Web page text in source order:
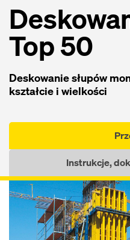
Top 50
Deskowanie słupów
kształcie i wielkości
Instrukcje,